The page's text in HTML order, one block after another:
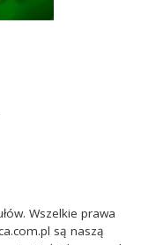
Wszelkie prawa
są naszą